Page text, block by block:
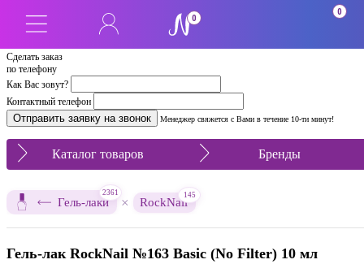
Сделать заказ
по телефону
Как Вас зовут?
Контактный телефон
Менеджер свяжется с Вами в течение 10-ти минут!
0
0
Каталог товаров Бренды
Гель-лаки
2361
× RockNail
145
Гель-лак RockNail №163 Basic (No Filter) 10 мл